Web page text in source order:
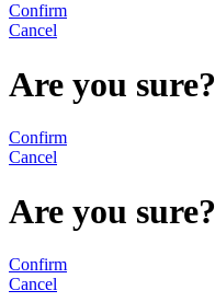
Confirm
Cancel
Are you sure?
Confirm
Cancel
Are you sure?
Confirm
Cancel